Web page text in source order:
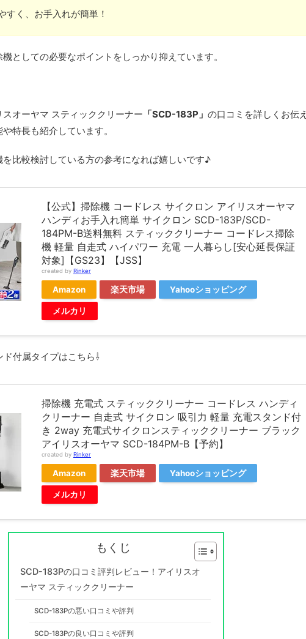
すく、お手入れが簡単！
としての必要なポイントをしっかり抑えています。
オーヤマ スティッククリーナー 「SCD-183P」 の口コミを詳しくお伝え
特長も紹介しています。
を比較検討している方の参考になれば嬉しいです♪
【公式】掃除機 コードレス サイクロン アイリスオーヤマ
ハンディお手入れ簡単 サイクロン SCD-183P/SCD-
184PM-B送料無料 スティッククリーナー コードレス掃除
機 軽量 自走式 ハイパワー 充電 一人暮らし[安心延長保証
対象]【GS23】【JSS】
created by Rinker
Amazon 楽天市場 Yahooショッピング
メルカリ
付属タイプはこちら⇩
掃除機 充電式 スティッククリーナー コードレス ハンディ
クリーナー 自走式 サイクロン 吸引力 軽量 充電スタンド付
き 2way 充電式サイクロンスティッククリーナー ブラック
アイリスオーヤマ SCD-184PM-B【予約】
created by Rinker
Amazon 楽天市場 Yahooショッピング
メルカリ
もくじ
SCD-183Pの口コミ評判レビュー！アイリスオ
ーヤマ スティッククリーナー
SCD-183Pの悪い口コミや評判
SCD-183Pの良い口コミや評判